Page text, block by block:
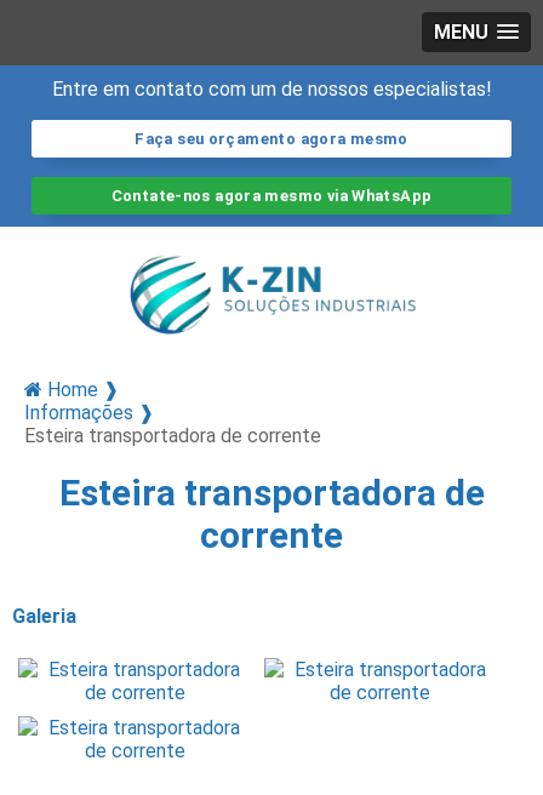
MENU
Entre em contato com um de nossos especialistas!
Faça seu orçamento agora mesmo
Contate-nos agora mesmo via WhatsApp
Home ❱
Informações ❱
Esteira transportadora de corrente
Esteira transportadora de
corrente
Galeria